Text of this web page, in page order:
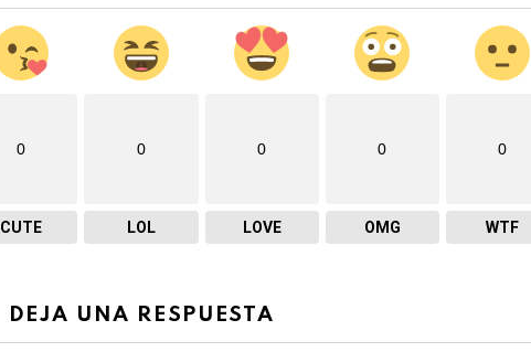
0
CUTE
0
LOL
0
LOVE
0
OMG
0
WTF
DEJA UNA RESPUESTA